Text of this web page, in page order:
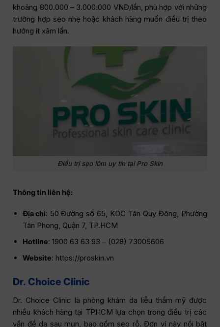
khoảng 800.000 – 3.000.000 VNĐ/lần, phù hợp với những
trường hợp sẹo nhẹ hoặc khách hàng muốn điều trị theo
hướng ít xâm lấn.
Điều trị sẹo lõm uy tín tại Pro Skin
Thông tin liên hệ:
Địa chỉ: 50 Đường số 65, KDC Tân Quy Đông, Phường
Tân Phong, Quận 7, TP.HCM
Hotline: 1900 63 63 93 – (028) 73005606
Website: https://proskin.vn
Dr. Choice Clinic
Dr. Choice Clinic là phòng khám da liễu thẩm mỹ được
nhiều khách hàng tại TPHCM lựa chọn trong điều trị các
vấn đề da sau mụn, bao gồm sẹo rỗ. Đơn vị này nổi bật